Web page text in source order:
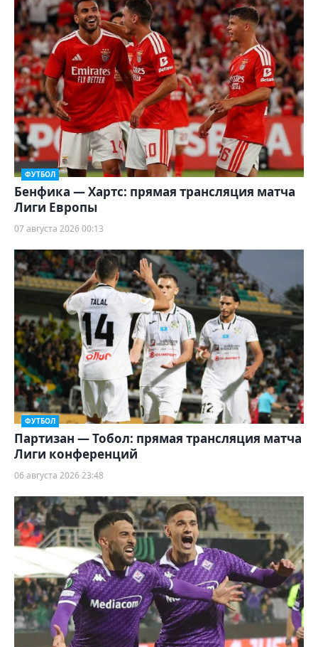
ФУТБОЛ
Бенфика — Хартс: прямая трансляция матча
Лиги Европы
07 августа 2026 00:13
ФУТБОЛ
Партизан — Тобол: прямая трансляция матча
Лиги конференций
06 августа 2026 23:48